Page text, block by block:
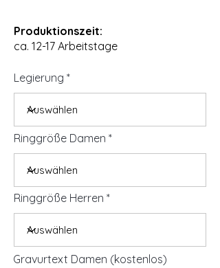
Produktionszeit:
ca. 12-17 Arbeitstage
Legierung
Ringgröße Damen
Ringgröße Herren
Gravurtext Damen (kostenlos)